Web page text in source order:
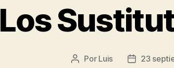
Los
Autor
Por Luis
Fecha
23